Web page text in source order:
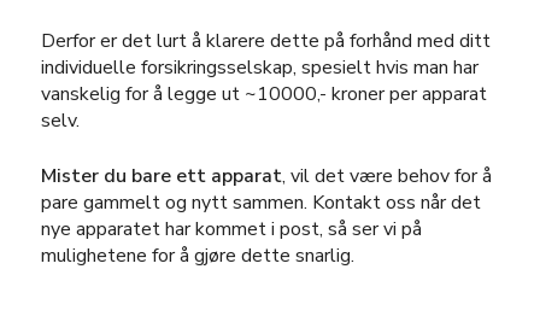
Derfor er det lurt å klarere dette på forhånd med ditt
individuelle forsikringsselskap, spesielt hvis man har
vanskelig for å legge ut ~10000,- kroner per apparat
selv.
Mister du bare ett apparat, vil det være behov for å
pare gammelt og nytt sammen. Kontakt oss når det
nye apparatet har kommet i post, så ser vi på
mulighetene for å gjøre dette snarlig.